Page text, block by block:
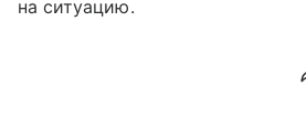
на ситуацию.